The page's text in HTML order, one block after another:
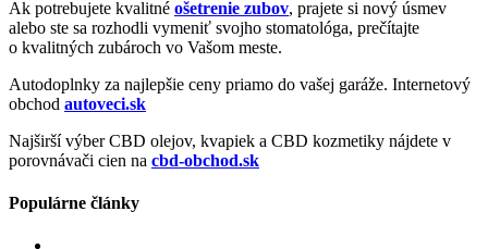
Ak potrebujete kvalitné ošetrenie zubov, prajete si nový úsmev
alebo ste sa rozhodli vymeniť svojho stomatológa, prečítajte
o kvalitných zubároch vo Vašom meste.
Autodoplnky za najlepšie ceny priamo do vašej garáže. Internetový
obchod autoveci.sk
Najširší výber CBD olejov, kvapiek a CBD kozmetiky nájdete v
porovnávači cien na cbd-obchod.sk
Populárne články